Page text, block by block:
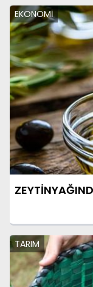
EKONOMİ
TARIM